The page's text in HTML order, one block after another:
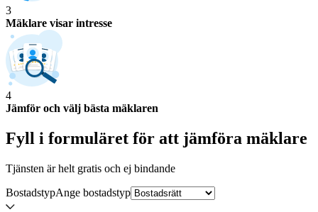
3
Mäklare visar intresse
4
Jämför och välj bästa mäklaren
Fyll i formuläret för att jämföra mäklare
Tjänsten är helt gratis och ej bindande
BostadstypAnge bostadstyp